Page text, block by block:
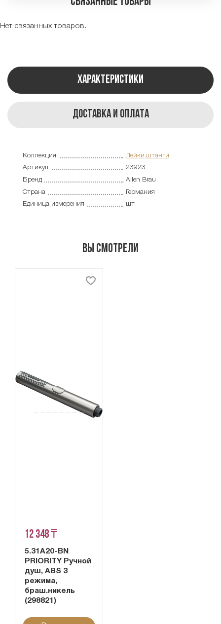
Нет связанных товаров.
Характеристики
Доставка и оплата
Коллекция
Лейки,штанги
Артикул
23923
Бренд
Allen Brau
Страна
Германия
Единица измерения
шт
Вы смотрели
12 348 ₸
5.31A20-BN
PRIORITY Ручной
душ, ABS 3
режима,
браш.никель
(298821)